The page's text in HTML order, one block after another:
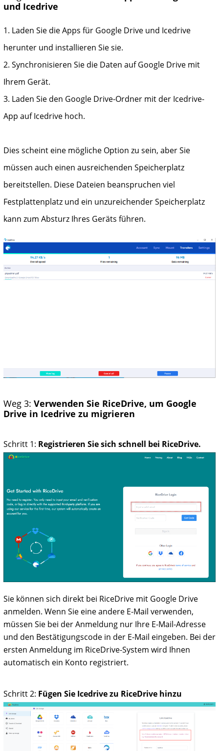
und Icedrive
1. Laden Sie die Apps für Google Drive und Icedrive
herunter und installieren Sie sie.
2. Synchronisieren Sie die Daten auf Google Drive mit
Ihrem Gerät.
3. Laden Sie den Google Drive-Ordner mit der Icedrive-
App auf Icedrive hoch.
Dies scheint eine mögliche Option zu sein, aber Sie
müssen auch einen ausreichenden Speicherplatz
bereitstellen. Diese Dateien beanspruchen viel
Festplattenplatz und ein unzureichender Speicherplatz
kann zum Absturz Ihres Geräts führen.
Weg 3: Verwenden Sie RiceDrive, um Google
Drive in Icedrive zu migrieren
Schritt 1: Registrieren Sie sich schnell bei RiceDrive.
Sie können sich direkt bei RiceDrive mit Google Drive
anmelden. Wenn Sie eine andere E-Mail verwenden,
müssen Sie bei der Anmeldung nur Ihre E-Mail-Adresse
und den Bestätigungscode in der E-Mail eingeben. Bei der
ersten Anmeldung im RiceDrive-System wird Ihnen
automatisch ein Konto registriert.
Schritt 2: Fügen Sie Icedrive zu RiceDrive hinzu